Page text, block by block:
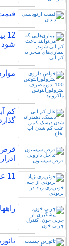
شود
کم
قرص
11 علت خونریزی بیش از حد قاعدگی